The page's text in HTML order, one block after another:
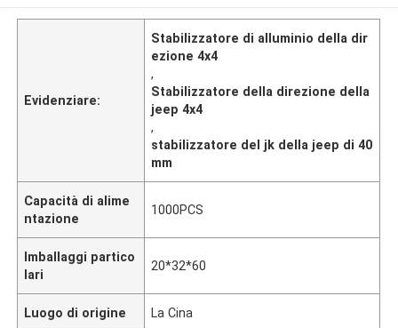
Evidenziare:
Stabilizzatore di alluminio della dir
ezione 4x4
,
Stabilizzatore della direzione della
jeep 4x4
,
stabilizzatore del jk della jeep di 40
mm
Capacità di alime
ntazione
1000PCS
Imballaggi partico
lari
20*32*60
Luogo di origine La Cina